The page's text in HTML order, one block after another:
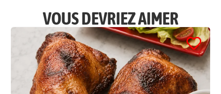
VOUS DEVRIEZ AIMER